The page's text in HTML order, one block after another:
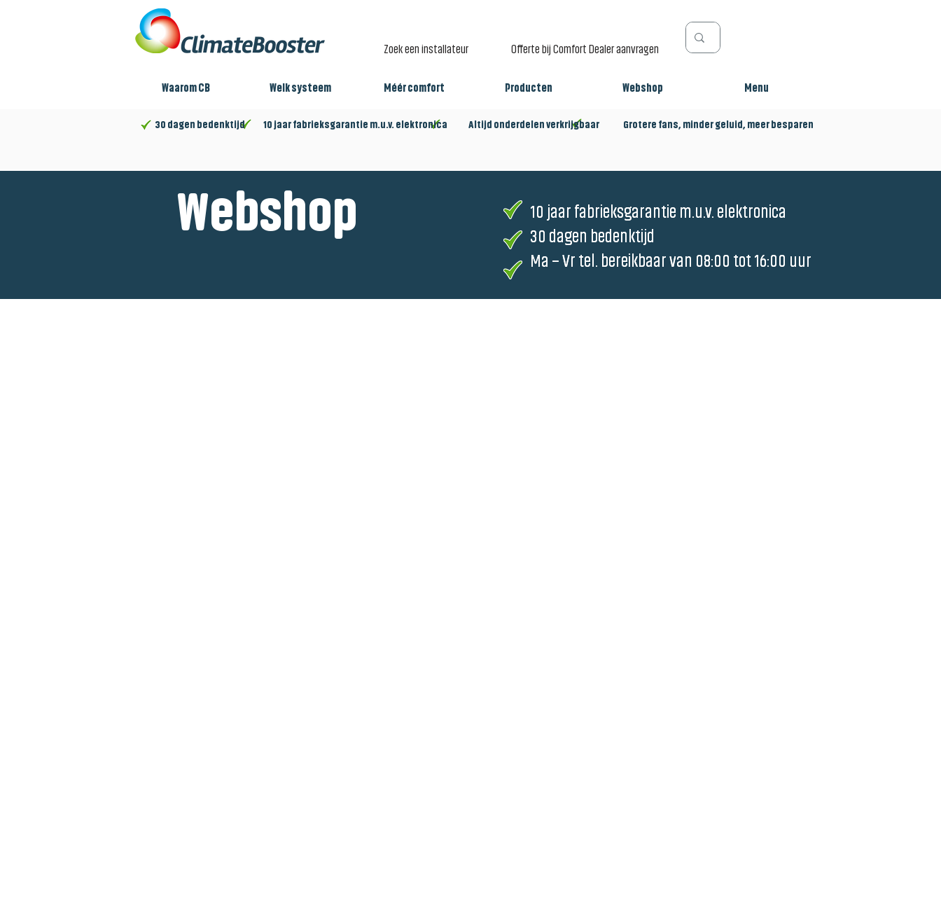
Zoek een installateur Offerte bij Comfort Dealer aanvragen
Waarom CB Welk systeem Méér comfort Producten Webshop Menu
30 dagen bedenktijd 10 jaar fabrieksgarantie m.u.v. elektronica Altijd onderdelen verkrijgbaar Grotere fans, minder geluid, meer besparen
Webshop
10 jaar fabrieksgarantie m.u.v. elektronica
30 dagen bedenktijd
Ma – Vr tel. bereikbaar van 08:00 tot 16:00 uur
10 jaar fabrieksgarantie m.u.v. elektronica
30 dagen bedenktijd
Ma – Vr tel. bereikbaar van 08:00 tot 16:00 uur